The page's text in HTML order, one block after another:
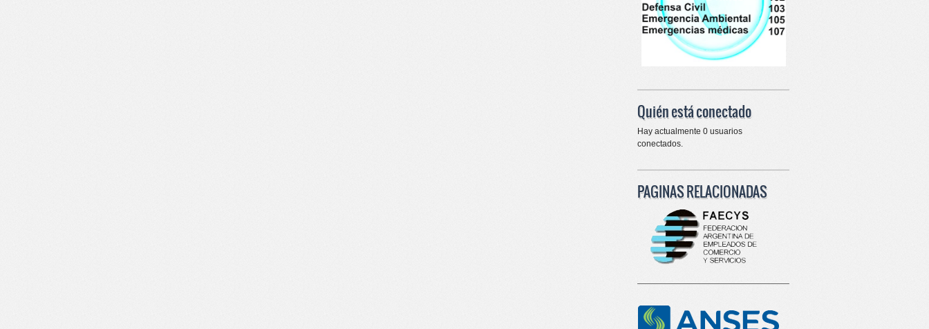
Quién está conectado
Hay actualmente 0 usuarios
conectados.
PAGINAS RELACIONADAS